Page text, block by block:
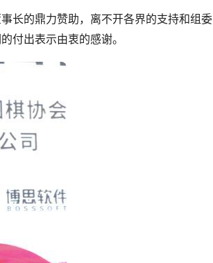
长的鼎力赞助，离不开各界的支持和组委
付出表示由衷的感谢。